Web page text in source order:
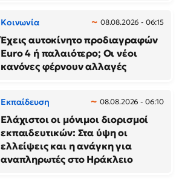
Κοινωνία 08.08.2026 - 06:15
Έχεις αυτοκίνητο προδιαγραφών
Euro 4 ή παλαιότερο; Οι νέοι
κανόνες φέρνουν αλλαγές
Εκπαίδευση 08.08.2026 - 06:10
Ελάχιστοι οι μόνιμοι διορισμοί
εκπαιδευτικών: Στα ύψη οι
ελλείψεις και η ανάγκη για
αναπληρωτές στο Ηράκλειο